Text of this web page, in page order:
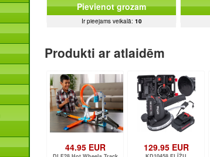
Pievienot grozam
Ir pieejams veikalā: 10
Produkti ar atlaidēm
44.95 EUR 129.95 EUR